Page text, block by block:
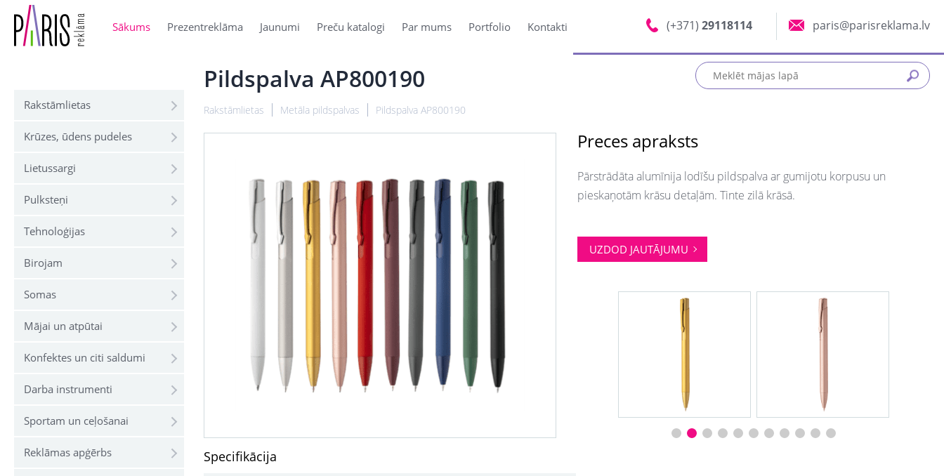
Sākums Prezentreklāma Jaunumi Preču katalogi Par mums Portfolio Kontakti (+371) 29118114 paris@parisreklama.lv
Rakstāmlietas
Krūzes, ūdens pudeles
Lietussargi
Pulksteņi
Tehnoloģijas
Birojam
Somas
Mājai un atpūtai
Konfektes un citi saldumi
Darba instrumenti
Sportam un ceļošanai
Reklāmas apģērbs
Pildspalva AP800190
Rakstāmlietas Metāla pildspalvas Pildspalva AP800190
Preces apraksts
Pārstrādāta alumīnija lodīšu pildspalva ar gumijotu korpusu un
pieskaņotām krāsu detaļām. Tinte zilā krāsā.
UZDOD JAUTĀJUMU
Specifikācija